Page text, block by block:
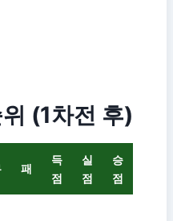
(1차전 후)
패
득
점
실
점
승
점